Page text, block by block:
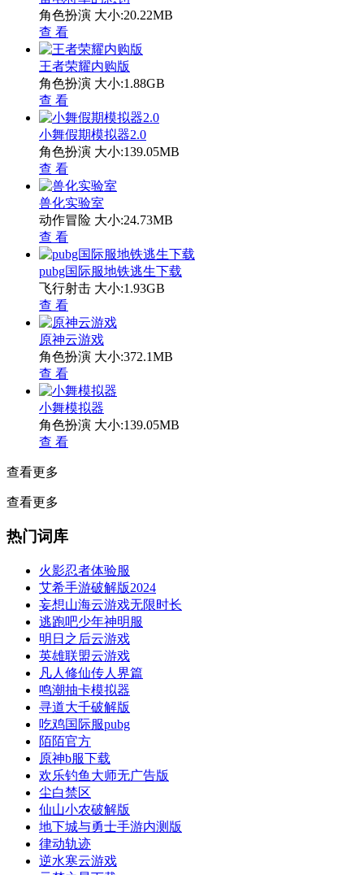
角色扮演 大小:20.22MB
查 看
王者荣耀内购版
角色扮演 大小:1.88GB
查 看
小舞假期模拟器2.0
角色扮演 大小:139.05MB
查 看
兽化实验室
动作冒险 大小:24.73MB
查 看
pubg国际服地铁逃生下载
飞行射击 大小:1.93GB
查 看
原神云游戏
角色扮演 大小:372.1MB
查 看
小舞模拟器
角色扮演 大小:139.05MB
查 看
查看更多
查看更多
热门词库
火影忍者体验服
艾希手游破解版2024
妄想山海云游戏无限时长
逃跑吧少年神明服
明日之后云游戏
英雄联盟云游戏
凡人修仙传人界篇
鸣潮抽卡模拟器
寻道大千破解版
吃鸡国际服pubg
陌陌官方
原神b服下载
欢乐钓鱼大师无广告版
尘白禁区
仙山小农破解版
地下城与勇士手游内测版
律动轨迹
逆水寒云游戏